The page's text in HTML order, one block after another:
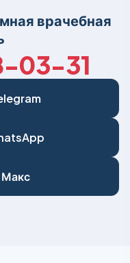
врачебная
03-31
Макс